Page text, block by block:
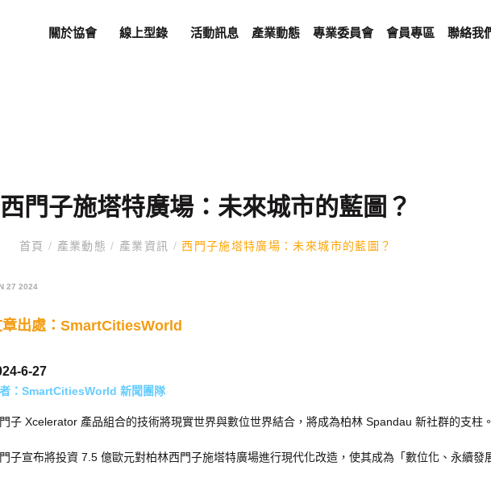
關於協會 線上型錄 活動訊息 產業動態 專業委員會 會員專區 聯絡我
西門子施塔特廣場：未來城市的藍圖？
首頁 / 產業動態/ 產業資訊 / 西門子施塔特廣場：未來城市的藍圖？
27 2024
出處： SmartCitiesWorld
6-27
：SmartCitiesWorld 新聞團隊
子 Xcelerator 產品組合的技術將現實世界與數位世界結合，將成為柏林 Spandau 新社群的支柱。
子宣布將投資 7.5 億歐元對柏林西門子施塔特廣場進行現代化改造，使其成為「數位化、永續發